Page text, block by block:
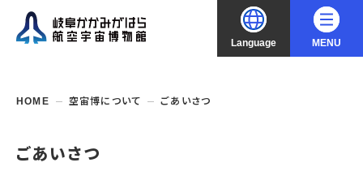
Language MENU
HOME 空宙博について ごあいさつ
ごあいさつ